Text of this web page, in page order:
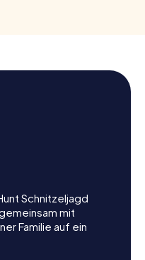
Schnitzeljagd
mit
Familie auf ein